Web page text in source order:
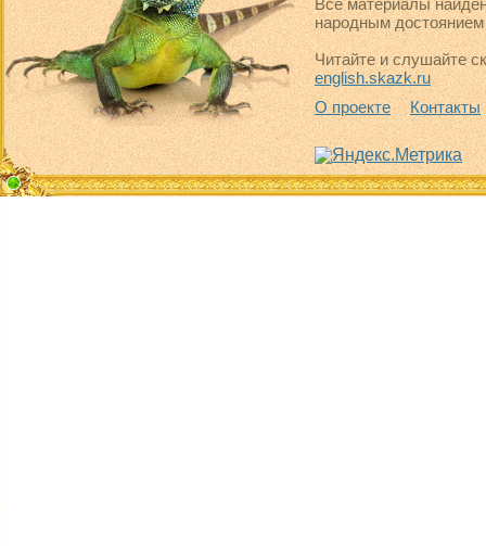
Все материалы
народным достоянием
Читайте и слушайте
english.skazk.ru
О проекте
Контакты